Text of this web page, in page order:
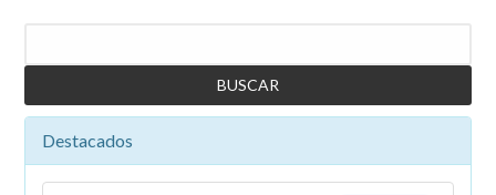
Destacados